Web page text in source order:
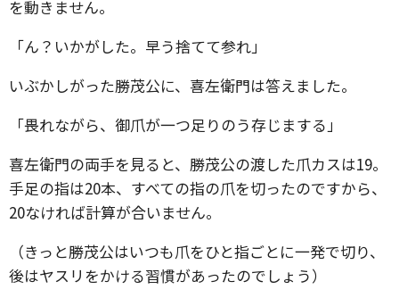
を動きません。
「ん？いかがした。早う捨てて参れ」
いぶかしがった勝茂公に、喜左衛門は答えました。
「畏れながら、御爪が一つ足りのう存じまする」
喜左衛門の両手を見ると、勝茂公の渡した爪カスは19。
手足の指は20本、すべての指の爪を切ったのですから、
20なければ計算が合いません。
（きっと勝茂公はいつも爪をひと指ごとに一発で切り、
後はヤスリをかける習慣があったのでしょう）